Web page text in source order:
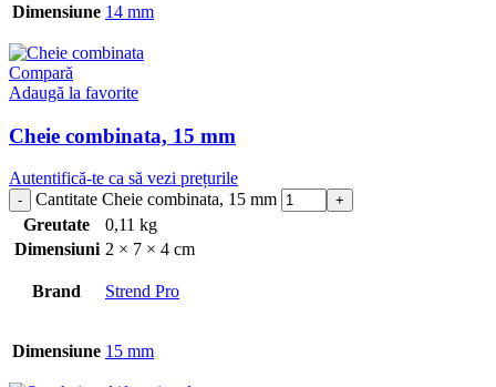
Dimensiune 14 mm
Compară
Adaugă la favorite
Cheie combinata, 15 mm
Autentifică-te ca să vezi prețurile
Cantitate Cheie combinata, 15 mm
Greutate
0,11 kg
Dimensiuni 2 × 7 × 4 cm
Brand Strend Pro
Dimensiune 15 mm